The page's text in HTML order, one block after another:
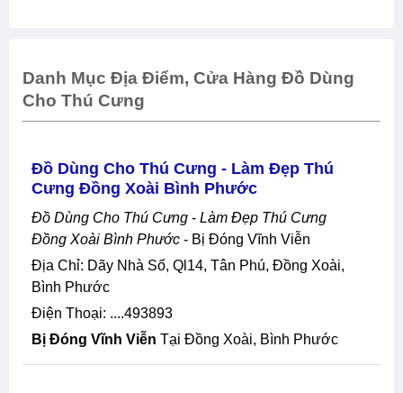
Danh Mục Địa Điểm, Cửa Hàng Đồ Dùng
Cho Thú Cưng
Đồ Dùng Cho Thú Cưng - Làm Đẹp Thú
Cưng Đồng Xoài Bình Phước
Đồ Dùng Cho Thú Cưng - Làm Đẹp Thú Cưng
Đồng Xoài Bình Phước - Bị Đóng Vĩnh Viễn
Địa Chỉ: Dãy Nhà Số, Ql14, Tân Phú, Đồng Xoài,
Bình Phước
Điện Thoại: ....493893
Bị Đóng Vĩnh Viễn Tại Đồng Xoài, Bình Phước